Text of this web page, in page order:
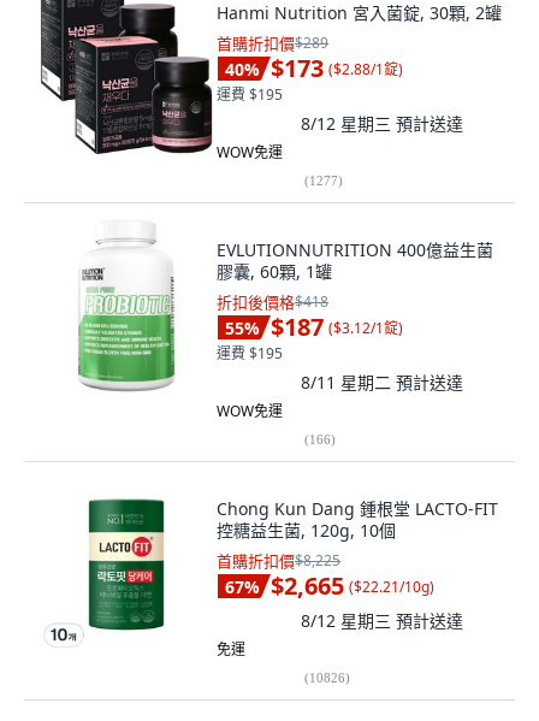
Hanmi Nutrition 宮入菌錠, 30顆, 2罐
首購折扣價$289
40% $173 ($2.88/1錠)
運費 $195
8/12 星期三 預計送達
WOW免運
(1277)
EVLUTIONNUTRITION 400億益生菌
膠囊, 60顆, 1罐
折扣後價格$418
55% $187 ($3.12/1錠)
運費 $195
8/11 星期二 預計送達
WOW免運
(166)
Chong Kun Dang 鍾根堂 LACTO-FIT
控糖益生菌, 120g, 10個
首購折扣價$8,225
67% $2,665 ($22.21/10g)
8/12 星期三 預計送達
免運
(10826)